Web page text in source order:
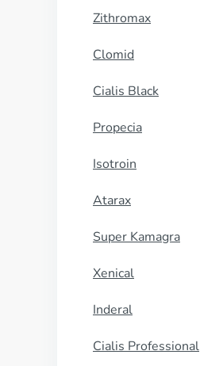
Zithromax
Clomid
Cialis Black
Propecia
Isotroin
Atarax
Super Kamagra
Xenical
Inderal
Cialis Professional